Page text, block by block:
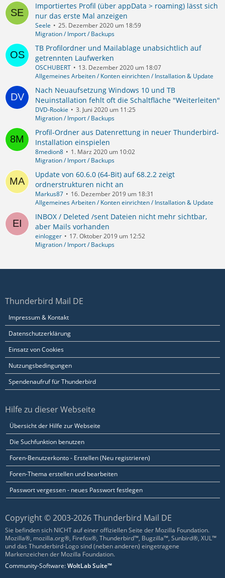
Importiertes Profil (über appData > roaming) lässt sich
nur das erste Mal anzeigen
Seele
25. Dezember 2020 um 18:59
Migration / Import / Backups
TB Profilordner und Mailablage unabsichtlich auf
getrennten Laufwerken
OSCHUBERT
13. Dezember 2020 um 18:07
Allgemeines Arbeiten / Konten einrichten / Installation & Update
Nach Neuaufsetzung Windows 10 und TB
Neuinstallation fehlt oft die Schaltfläche "Weiterleiten"
DVD-Rookie
3. Juni 2020 um 11:25
Migration / Import / Backups
Profil-Ordner aus Datenrettung in neuer Thunderbird-
Installation einspielen
8medion8
1. März 2020 um 10:02
Migration / Import / Backups
Update von 60.6.0 (64-Bit) auf 68.2.2 zeigt
ordnerstrukturen nicht an
Markus87
16. Dezember 2019 um 18:31
Allgemeines Arbeiten / Konten einrichten / Installation & Update
INBOX / Deleted /sent Dateien nicht mehr sichtbar,
aber Mails vorhanden
einlogger
17. Oktober 2019 um 12:52
Migration / Import / Backups
Thunderbird Mail DE
Impressum & Kontakt
Datenschutzerklärung
Einsatz von Cookies
Nutzungsbedingungen
Spendenaufruf für Thunderbird
Hilfe zu dieser Webseite
Übersicht der Hilfe zur Webseite
Die Suchfunktion benutzen
Foren-Benutzerkonto - Erstellen (Neu registrieren)
Foren-Thema erstellen und bearbeiten
Passwort vergessen - neues Passwort festlegen
Copyright © 2003-2026 Thunderbird Mail DE
Sie befinden sich NICHT auf einer offiziellen Seite der Mozilla Foundation.
Mozilla®, mozilla.org®, Firefox®, Thunderbird™, Bugzilla™, Sunbird®, XUL™
und das Thunderbird-Logo sind (neben anderen) eingetragene
Markenzeichen der Mozilla Foundation.
Community-Software:WoltLab Suite™